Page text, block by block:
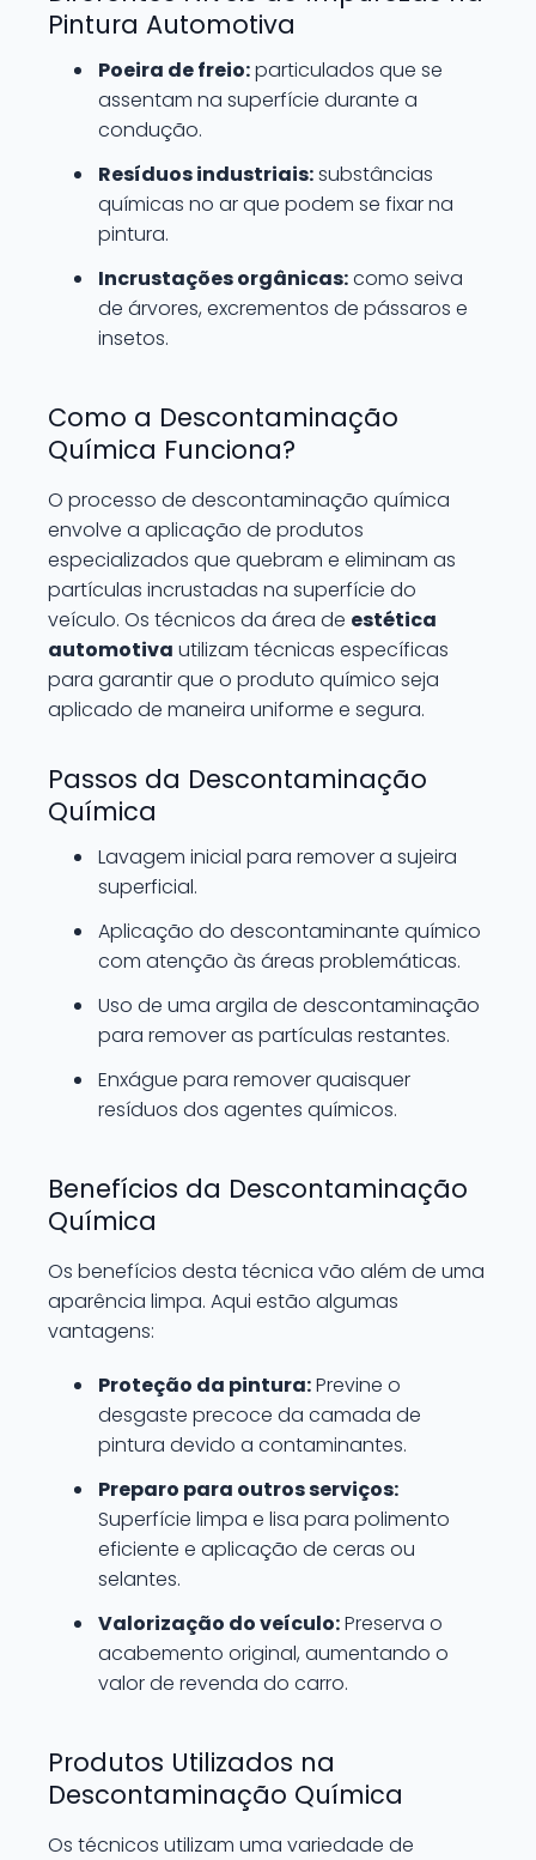
Pintura Automotiva
Poeira de freio:particulados que se
assentam na superfície durante a
condução.
Resíduos industriais:substâncias
químicas no ar que podem se fixar na
pintura.
Incrustações orgânicas:como seiva
de árvores, excrementos de pássaros e
insetos.
Como a Descontaminação
Química Funciona?
O processo de descontaminação química
envolve a aplicação de produtos
especializados que quebram e eliminam as
partículas incrustadas na superfície do
veículo. Os técnicos da área de estética
automotiva utilizam técnicas específicas
para garantir que o produto químico seja
aplicado de maneira uniforme e segura.
Passos da Descontaminação
Química
Lavagem inicial para remover a sujeira
superficial.
Aplicação do descontaminante químico
com atenção às áreas problemáticas.
Uso de uma argila de descontaminação
para remover as partículas restantes.
Enxágue para remover quaisquer
resíduos dos agentes químicos.
Benefícios da Descontaminação
Química
Os benefícios desta técnica vão além de uma
aparência limpa. Aqui estão algumas
vantagens:
Proteção da pintura:Previne o
desgaste precoce da camada de
pintura devido a contaminantes.
Preparo para outros serviços:
Superfície limpa e lisa para polimento
eficiente e aplicação de ceras ou
selantes.
Valorização do veículo:Preserva o
acabemento original, aumentando o
valor de revenda do carro.
Produtos Utilizados na
Descontaminação Química
Os técnicos utilizam uma variedade de